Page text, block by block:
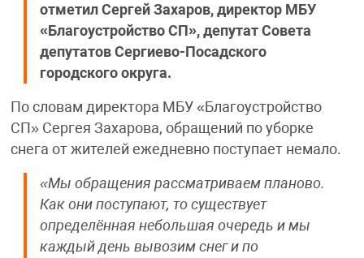
отметил Сергей Захаров, директор МБУ
«Благоустройство СП», депутат Совета
депутатов Сергиево-Посадского
городского округа.
По словам директора МБУ «Благоустройство
СП» Сергея Захарова, обращений по уборке
снега от жителей ежедневно поступает немало.
«Мы обращения рассматриваем планово.
Как они поступают, то существует
определённая небольшая очередь и мы
каждый день вывозим снег и по